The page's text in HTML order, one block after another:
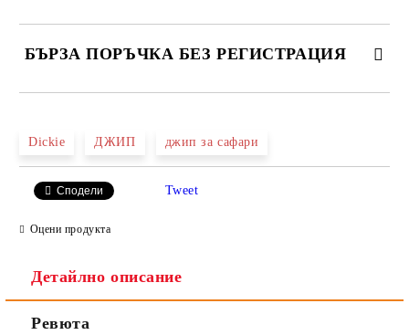
БЪРЗА ПОРЪЧКА БЕЗ РЕГИСТРАЦИЯ
Ние ще се свържем с вас в рамките на работния ден.
Dickie ДЖИП джип за сафари
Сподели Tweet
Оцени продукта
Детайлно описание
Ревюта